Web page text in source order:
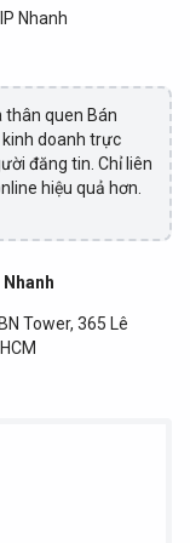
Nhanh
thân quen Bán
kinh doanh trực
đăng tin. Chỉ liên
hiệu quả hơn.
Tower, 365 Lê